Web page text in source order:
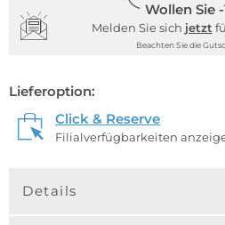
Wollen Sie
Melden Sie sich jetzt
Beachten Sie die
Lieferoption:
Click & Reserve
Filialverfügbarkeiten
Details